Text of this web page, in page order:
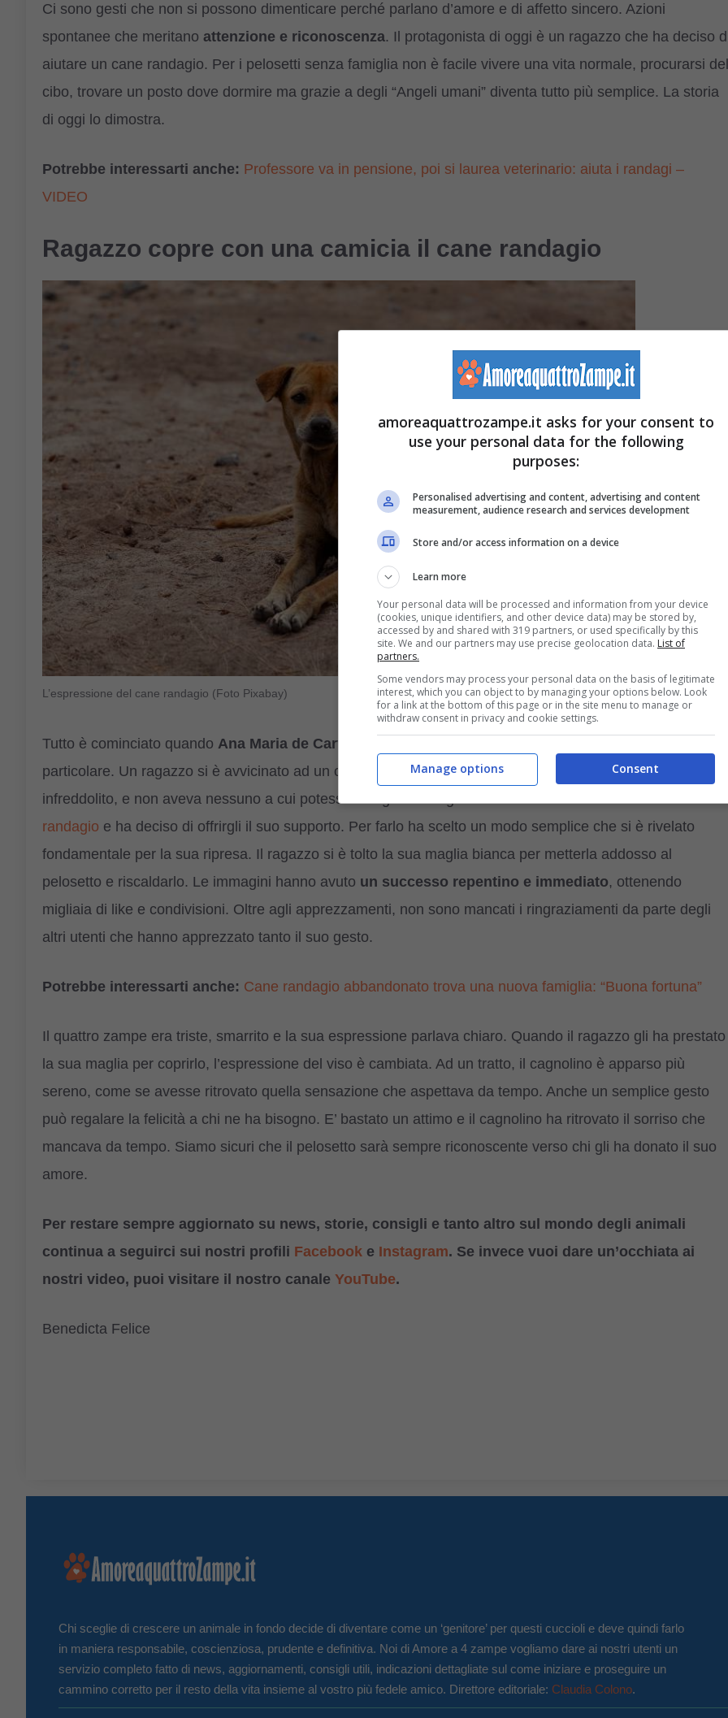
Ci sono gesti che non si possono dimenticare perché parlano d’amore e di affetto sincero. Azioni
spontanee che meritano attenzione e riconoscenza. Il protagonista di oggi è un ragazzo che ha deciso
aiutare un cane randagio. Per i pelosetti senza famiglia non è facile vivere una vita normale, procurarsi del
cibo, trovare un posto dove dormire ma grazie a degli “Angeli umani” diventa tutto più semplice. La storia
di oggi lo dimostra.
Potrebbe interessarti anche: Professore va in pensione, poi si laurea veterinario: aiuta i randagi –
VIDEO
Ragazzo copre con una camicia il cane randagio
L’espressione del cane randagio (Foto Pixabay)
Tutto è cominciato quando Ana Maria de Carvalho Leite
particolare. Un ragazzo si è avvicinato ad un cucciolo che camminava senza avere una meta. Era solo,
infreddolito, e non aveva nessuno a cui potesse rivolgersi. Il ragazzo si è accorto subito che era
randagio e ha deciso di offrirgli il suo supporto. Per farlo ha scelto un modo semplice che si è rivelato
fondamentale per la sua ripresa. Il ragazzo si è tolto la sua maglia bianca per metterla addosso al
pelosetto e riscaldarlo. Le immagini hanno avuto un successo repentino e immediato, ottenendo
migliaia di like e condivisioni. Oltre agli apprezzamenti, non sono mancati i ringraziamenti da parte degli
altri utenti che hanno apprezzato tanto il suo gesto.
Potrebbe interessarti anche: Cane randagio abbandonato trova una nuova famiglia: “Buona fortuna”
Il quattro zampe era triste, smarrito e la sua espressione parlava chiaro. Quando il ragazzo gli ha prestato
la sua maglia per coprirlo, l’espressione del viso è cambiata. Ad un tratto, il cagnolino è apparso più
sereno, come se avesse ritrovato quella sensazione che aspettava da tempo. Anche un semplice gesto
può regalare la felicità a chi ne ha bisogno. E’ bastato un attimo e il cagnolino ha ritrovato il sorriso che
mancava da tempo. Siamo sicuri che il pelosetto sarà sempre riconoscente verso chi gli ha donato il suo
amore.
Per restare sempre aggiornato su news, storie, consigli e tanto altro sul mondo degli animali
continua a seguirci sui nostri profili Facebook e Instagram. Se invece vuoi dare un’occhiata ai
nostri video, puoi visitare il nostro canale YouTube.
Benedicta Felice
Chi sceglie di crescere un animale in fondo decide di diventare come un ‘genitore’ per questi cuccioli e deve quindi farlo
in maniera responsabile, coscienziosa, prudente e definitiva. Noi di Amore a 4 zampe vogliamo dare ai nostri utenti un
servizio completo fatto di news, aggiornamenti, consigli utili, indicazioni dettagliate sul come iniziare e proseguire un
cammino corretto per il resto della vita insieme al vostro più fedele amico. Direttore editoriale: Claudia Colono.
amoreaquattrozampe.it asks for your consent to
use your personal data for the following
purposes:
Personalised advertising and content, advertising and content
measurement, audience research and services development
Store and/or access information on a device
Learn more
Your personal data will be processed and information from your device
(cookies, unique identifiers, and other device data) may be stored by,
accessed by and shared with 319 partners, or used specifically by this
site. We and our partners may use precise geolocation data. List of
partners.
Some vendors may process your personal data on the basis of legitimate
interest, which you can object to by managing your options below. Look
for a link at the bottom of this page or in the site menu to manage or
withdraw consent in privacy and cookie settings.
Consent
Manage options